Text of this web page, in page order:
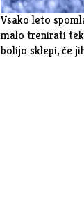
Vsako leto
malo trenirati
bolijo sklepi, če